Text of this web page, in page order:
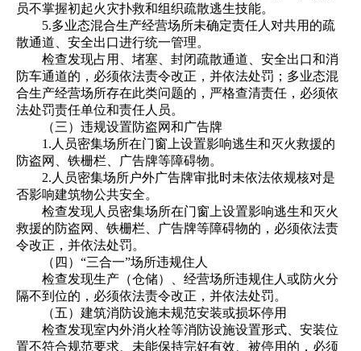
员不掌握初起火灾扑救和组织疏散逃生技能。
5.多业态混合生产经营场所未确定责任人对共用的疏
散通道、安全出口进行统一管理。
检查发现占用、堵塞、封闭疏散通道、安全出口和消
防车通道的，必须依法责令改正，并依法处罚；多业态混
合生产经营场所存在此类问题的，严格查清责任，必须依
法处罚责任单位和责任人员。
（三）违规设置防盗网和广告牌
1.人员密集场所在门窗上设置影响逃生和灭火救援的
防盗网、铁栅栏、广告牌等障碍物。
2.人员密集场所户外广告牌审批时未依法依规核对是
否影响建筑物公共安全。
检查发现人员密集场所在门窗上设置影响逃生和灭火
救援的防盗网、铁栅栏、广告牌等障碍物的，必须依法责
令改正，并依法处罚。
（四）“三合一”场所违规住人
检查发现生产（仓储）、经营场所违规住人或防火分
隔不到位的，必须依法责令改正，并依法处罚。
（五）建筑消防设施未规范安装或损坏停用
检查发现室内外消火栓等消防设施设置形式、安装位
置不符合规范要求、未能保持完好有效、被停用的，必须